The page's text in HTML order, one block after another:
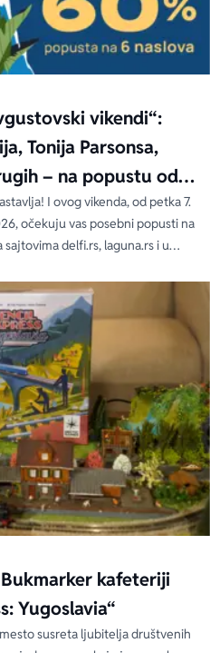
vikendi“:
Tonija Parsonsa,
– na popustu od
I ovog vikenda, od petka 7.
očekuju vas posebni popusti na
delfi.rs, laguna.rs i u
kafeteriji
Yugoslavia“
susreta ljubitelja društvenih